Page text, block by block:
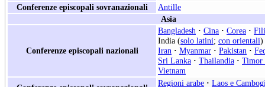
Conferenze episcopali sovranazionali
Antille
Asia
Conferenze episcopali nazionali
Bangladesh · Cina · Corea ·
India (solo latini; con orientali)
Iran · Myanmar · Pakistan ·
Sri Lanka · Thailandia · Timor
Vietnam
Regioni arabe · Laos e